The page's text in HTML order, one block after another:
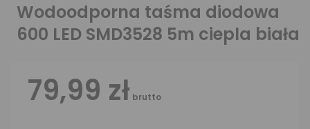
Wodoodporna taśma diodowa
600 LED SMD3528 5m ciepla biała
79,99 zł brutto